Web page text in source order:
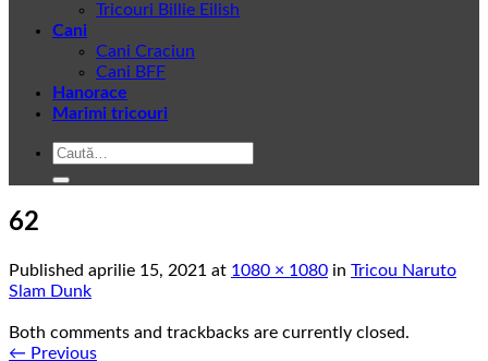
Tricouri Billie Eilish
Cani
Cani Craciun
Cani BFF
Hanorace
Marimi tricouri
Caută
62
Published aprilie 15, 2021 at 1080 × 1080 in Tricou Naruto
Slam Dunk
Both comments and trackbacks are currently closed.
← Previous